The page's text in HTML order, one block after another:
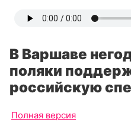
В Варшаве
поляки
российскую
Полная версия